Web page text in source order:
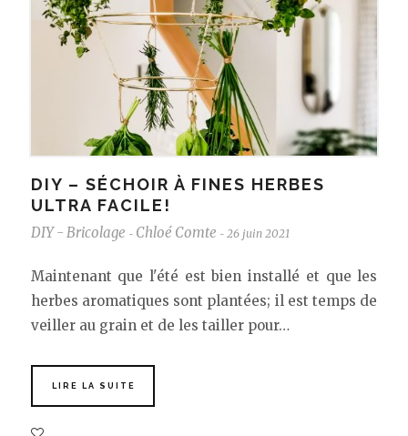
DIY – SÉCHOIR À FINES HERBES
ULTRA FACILE!
DIY - Bricolage - Chloé Comte - 26 juin 2021
Maintenant que l'été est bien installé et que les
herbes aromatiques sont plantées; il est temps de
veiller au grain et de les tailler pour…
LIRE LA SUITE